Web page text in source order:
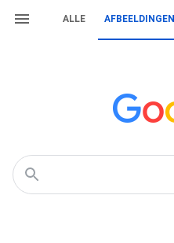
ALLE AFBEELDINGEN